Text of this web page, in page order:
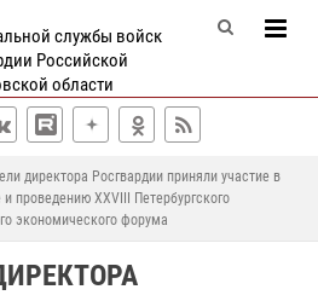
службы войск
Российской
области
директора Росгвардии приняли участие в
проведению XXVIII Петербургского
экономического форума